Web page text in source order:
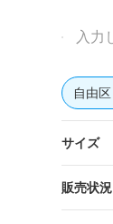
自由区
サイズ
販売状況